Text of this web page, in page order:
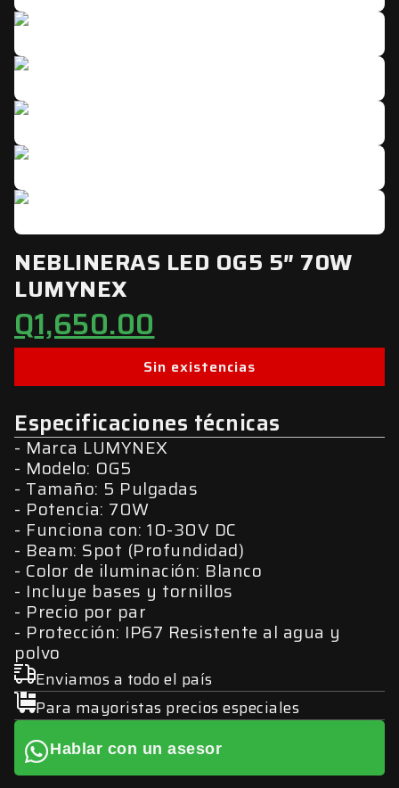
NEBLINERAS LED OG5 5″ 70W
LUMYNEX
Q1,650.00
Sin existencias
Especificaciones técnicas
Marca LUMYNEX
Modelo: OG5
Tamaño: 5 Pulgadas
Potencia: 70W
Funciona con: 10-30V DC
Beam: Spot (Profundidad)
Color de iluminación: Blanco
Incluye bases y tornillos
Precio por par
Protección: IP67 Resistente al agua y
polvo
Enviamos a todo el país
Para mayoristas precios especiales
Hablar con un asesor